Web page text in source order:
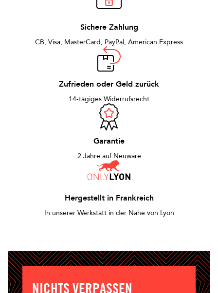
Sichere Zahlung
CB, Visa, MasterCard, PayPal, American Express
Zufrieden oder Geld zurück
14-tägiges Widerrufsrecht
Garantie
2 Jahre auf Neuware
Hergestellt in Frankreich
In unserer Werkstatt in der Nähe von Lyon
NICHTS VERPASSEN